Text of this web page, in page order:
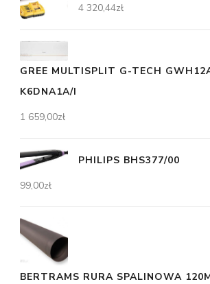
4 320,44zł
GREE MULTISPLIT G-TECH
K6DNA1A/I
1 659,00zł
PHILIPS BHS377/00
99,00zł
BERTRAMS RURA SPALINOWA